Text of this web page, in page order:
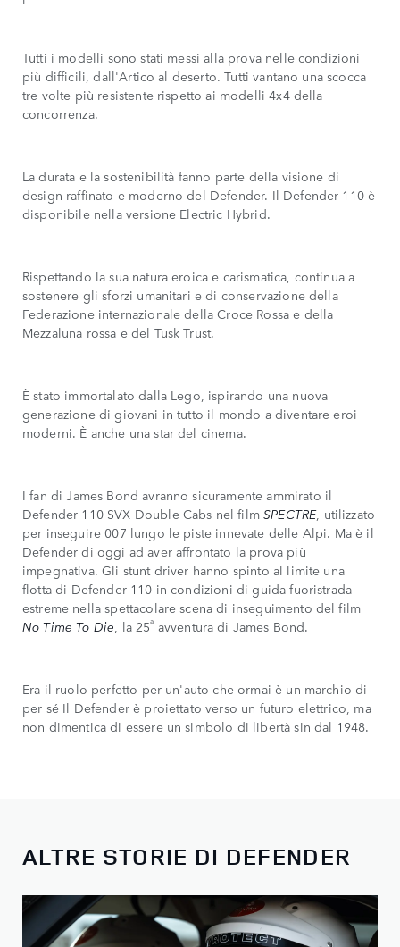
Tutti i modelli sono stati messi alla prova nelle condizioni
più difficili, dall'Artico al deserto. Tutti vantano una scocca
tre volte più resistente rispetto ai modelli 4x4 della
concorrenza.
La durata e la sostenibilità fanno parte della visione di
design raffinato e moderno del Defender. Il Defender 110 è
disponibile nella versione Electric Hybrid.
Rispettando la sua natura eroica e carismatica, continua a
sostenere gli sforzi umanitari e di conservazione della
Federazione internazionale della Croce Rossa e della
Mezzaluna rossa e del Tusk Trust.
È stato immortalato dalla Lego, ispirando una nuova
generazione di giovani in tutto il mondo a diventare eroi
moderni. È anche una star del cinema.
I fan di James Bond avranno sicuramente ammirato il
Defender 110 SVX Double Cabs nel filmSPECTRE, utilizzato
per inseguire 007 lungo le piste innevate delle Alpi. Ma è il
Defender di oggi ad aver affrontato la prova più
impegnativa. Gli stunt driver hanno spinto al limite una
flotta di Defender 110 in condizioni di guida fuoristrada
estreme nella spettacolare scena di inseguimento del film
No Time To Die , la 25a avventura di James Bond.
Era il ruolo perfetto per un'auto che ormai è un marchio di
per sé Il Defender è proiettato verso un futuro elettrico, ma
non dimentica di essere un simbolo di libertà sin dal 1948.
ALTRE STORIE DI DEFENDER